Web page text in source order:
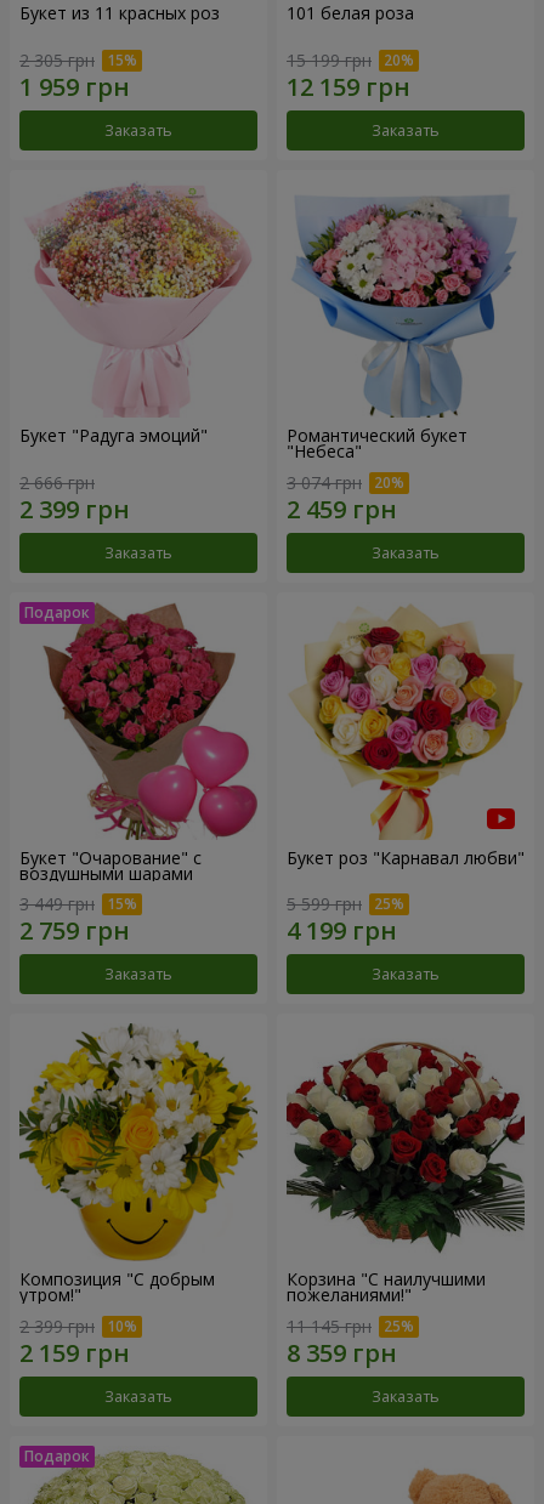
Букет из 11 красных роз
2 305 грн
Заказать
101 белая роза
15 199 грн
Заказать
Букет "Радуга эмоций"
2 666 грн
Заказать
Романтический букет
"Небеса"
3 074 грн
Заказать
Букет "Очарование" с
воздушными шарами
3 449 грн
Заказать
Букет роз "Карнавал любви"
5 599 грн
Заказать
Композиция "С добрым
утром!"
2 399 грн
Заказать
Корзина "С наилучшими
пожеланиями!"
11 145 грн
Заказать